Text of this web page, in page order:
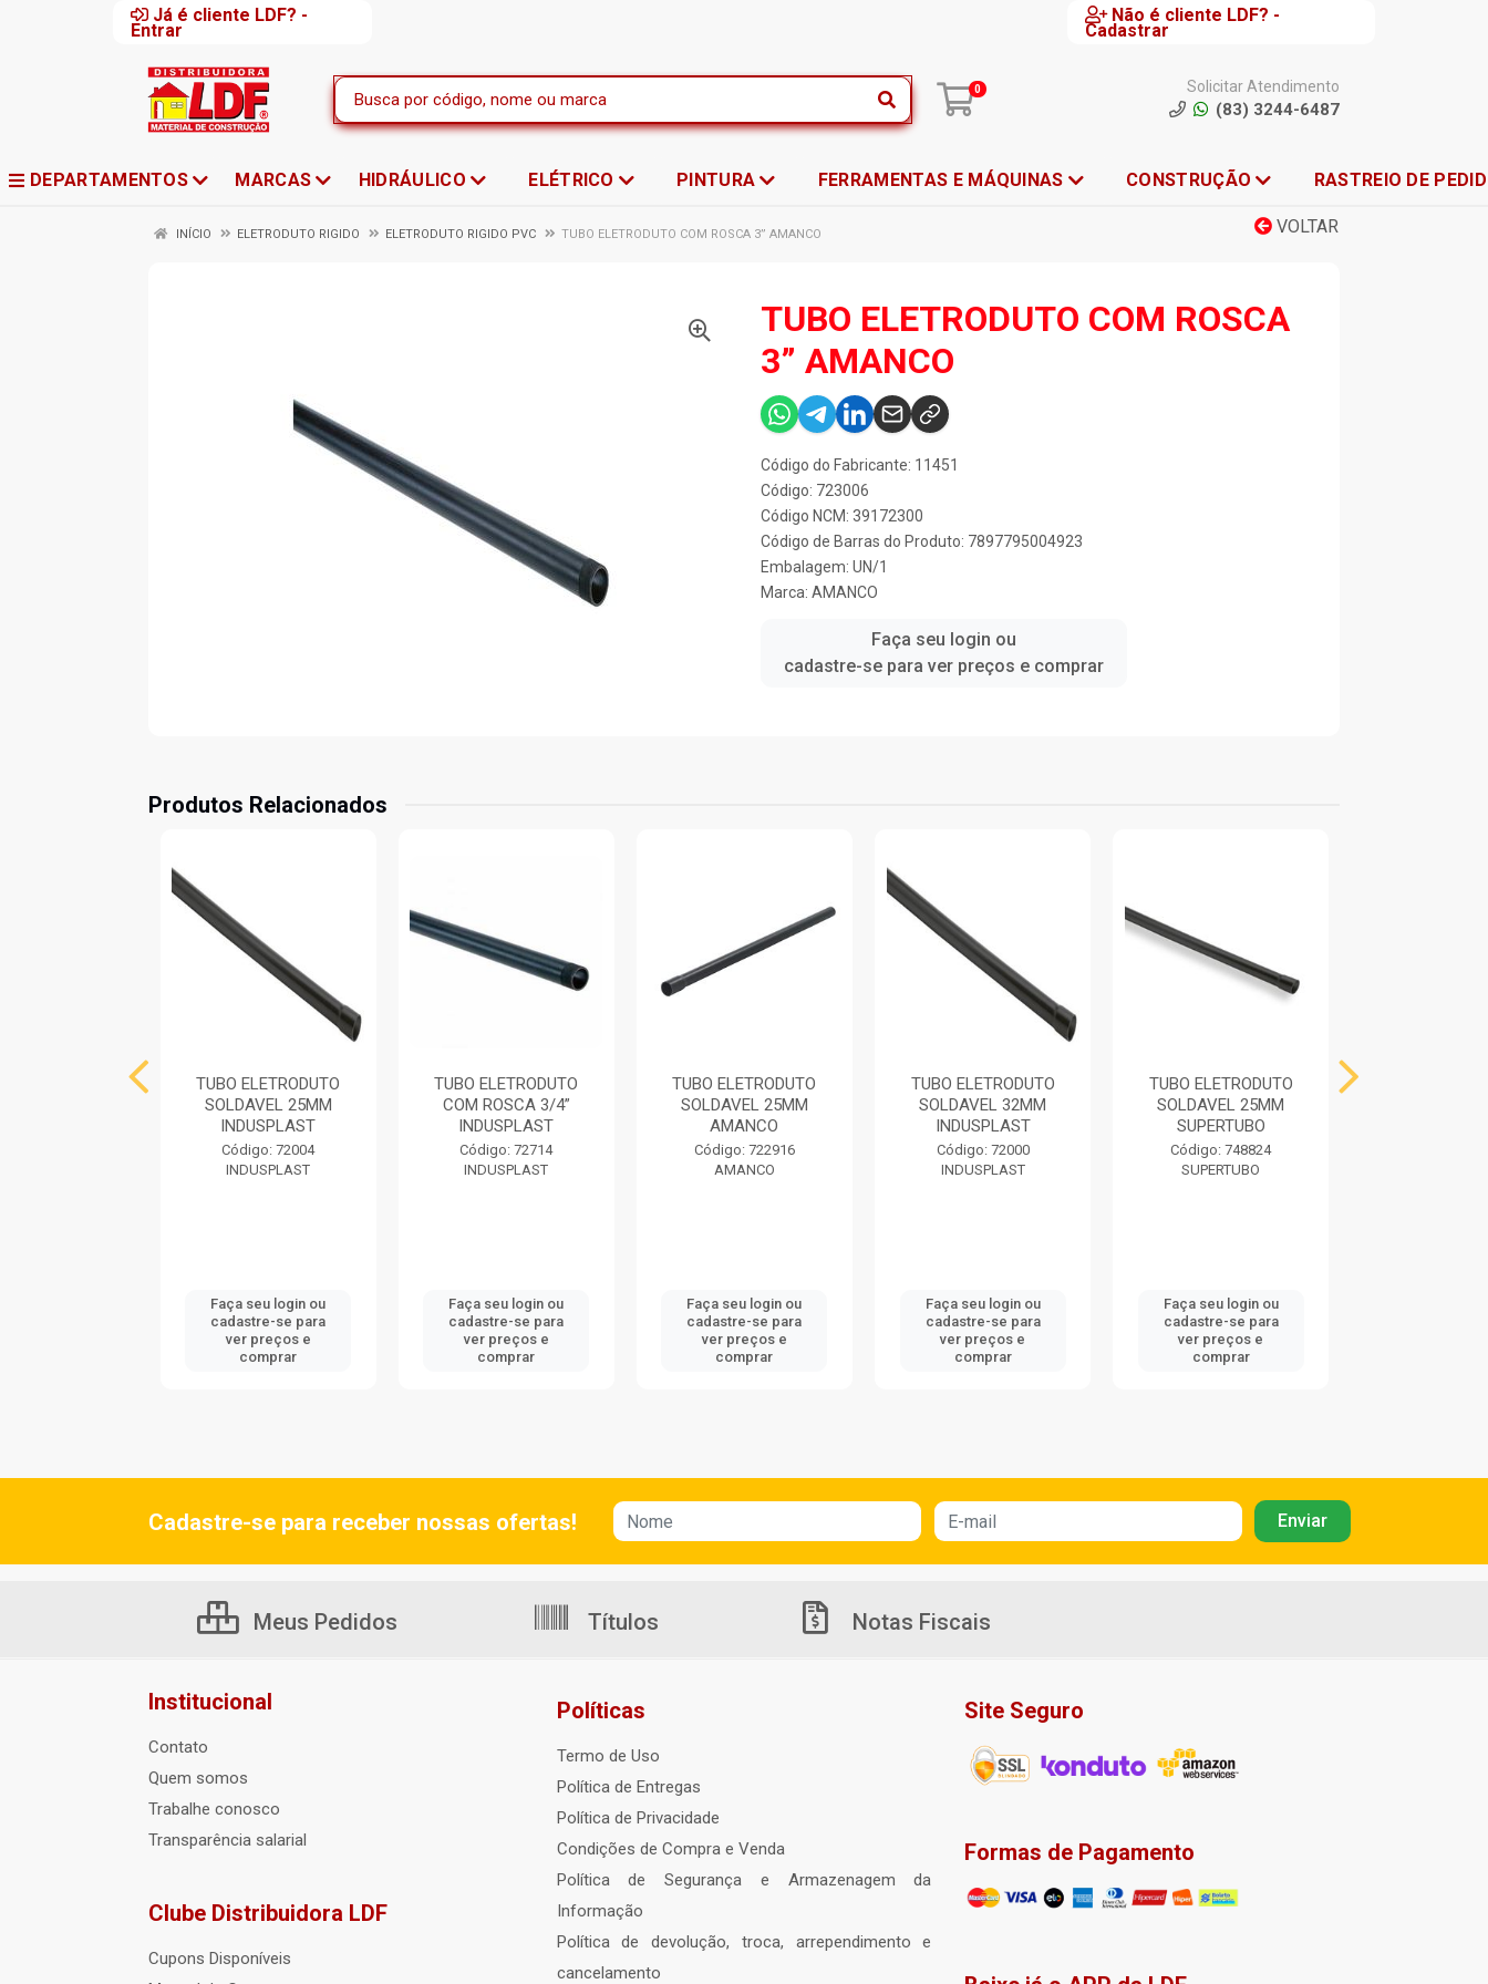
Já é cliente LDF? -
Entrar
Não é cliente LDF? -
Cadastrar
0 Solicitar Atendimento
(83) 3244-6487
DEPARTAMENTOS MARCAS HIDRÁULICO ELÉTRICO PINTURA FERRAMENTAS E MÁQUINAS CONSTRUÇÃO RASTREIO DE
VOLTAR
INÍCIO ELETRODUTO RIGIDO ELETRODUTO RIGIDO PVC TUBO ELETRODUTO COM ROSCA 3” AMANCO
TUBO ELETRODUTO COM ROSCA
3” AMANCO
Código do Fabricante: 11451
Código: 723006
Código NCM: 39172300
Código de Barras do Produto: 7897795004923
Embalagem: UN/1
Marca: AMANCO
Faça seu login ou
cadastre-se para ver preços e comprar
Produtos Relacionados
TUBO ELETRODUTO
SOLDAVEL 25MM
INDUSPLAST
Código: 72004
INDUSPLAST
Faça seu login ou
cadastre-se para
ver preços e
comprar
TUBO ELETRODUTO
COM ROSCA 3/4”
INDUSPLAST
Código: 72714
INDUSPLAST
Faça seu login ou
cadastre-se para
ver preços e
comprar
TUBO ELETRODUTO
SOLDAVEL 25MM
AMANCO
Código: 722916
AMANCO
Faça seu login ou
cadastre-se para
ver preços e
comprar
TUBO ELETRODUTO
SOLDAVEL 32MM
INDUSPLAST
Código: 72000
INDUSPLAST
Faça seu login ou
cadastre-se para
ver preços e
comprar
TUBO ELETRODUTO
SOLDAVEL 25MM
SUPERTUBO
Código: 748824
SUPERTUBO
Faça seu login ou
cadastre-se para
ver preços e
comprar
Cadastre-se para receber nossas ofertas!
Meus Pedidos Títulos Notas Fiscais
Institucional
Contato
Quem somos
Trabalhe conosco
Transparência salarial
Clube Distribuidora LDF
Cupons Disponíveis
Políticas
Termo de Uso
Política de Entregas
Política de Privacidade
Condições de Compra e Venda
Política de Segurança e Armazenagem da
Informação
Política de devolução, troca, arrependimento e
cancelamento
Site Seguro
Formas de Pagamento